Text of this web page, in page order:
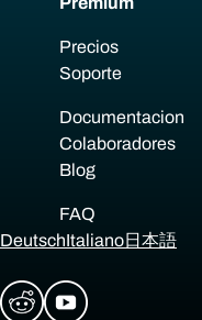
Precios
Soporte
Documentacion
Colaboradores
Blog
FAQ
DeutschItaliano日本語